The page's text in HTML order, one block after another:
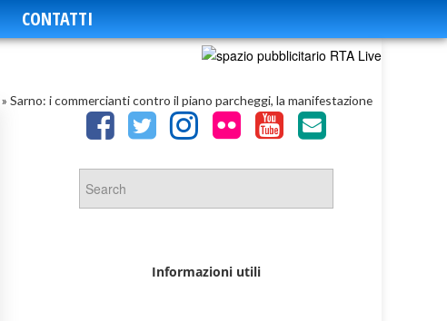
CONTATTI
» Sarno: i commercianti contro il piano parcheggi, la manifestazione
Informazioni utili